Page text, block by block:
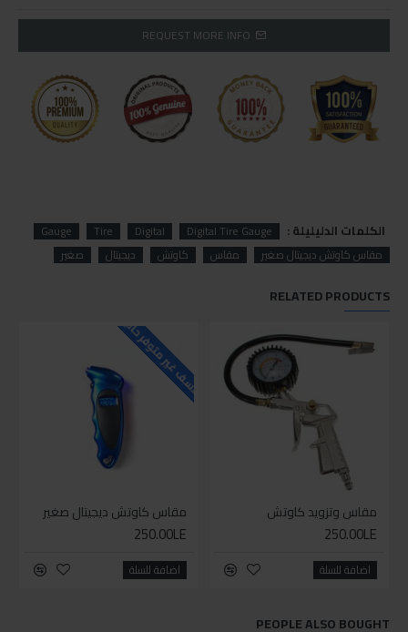
REQUEST MORE INFO
الكلمات الدليليلة : Digital Tire Gauge
Digital
Tire
Gauge
مقاس كاوتش ديجيتال صغير
مقاس كاوتش ديجيتال صغير
RELATED PRODUCTS
مقاس وتزويد كاوتش
250.00LE
اضافة للسلة
للاسف غير متوفر حاليا
مقاس كاوتش ديجيتال صغير
250.00LE
اضافة للسلة
PEOPLE ALSO BOUGHT